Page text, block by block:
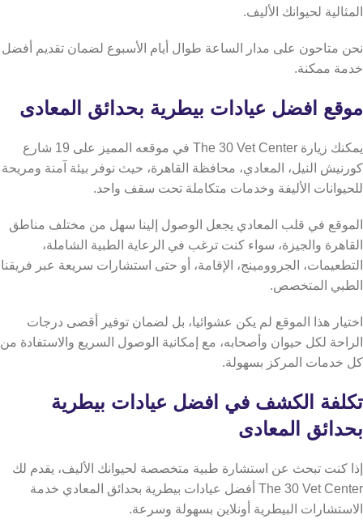
المثالية لحيوانك الأليف.
نحن متاحون على مدار الساعة طوال أيام الأسبوع لضمان تقديم أفضل
خدمة ممكنة.
موقع افضل عيادات بيطرية بحدائق المعادى
يمكنك زيارة The 30 Vet Center في موقعه المميز على 19 شارع
كورنيش النيل، المعادي، محافظة القاهرة، حيث نوفر بيئة آمنة ومريحة
للحيوانات الأليفة وخدمات متكاملة تحت سقف واحد.
الموقع في قلب المعادي يجعل الوصول إلينا سهل من مختلف مناطق
القاهرة والجيزة، سواء كنت ترغب في الرعاية الطبية الشاملة،
التطعيمات، الجروومينج، الإقامة، أو حتى استشارات سريعة عبر فريقنا
الطبي المتخصص.
اختيار هذا الموقع لم يكن عشوائيا، بل لضمان توفير أقصى درجات
الراحة لكل حيوان وأصحابه، مع إمكانية الوصول السريع والاستفادة من
كل خدمات المركز بسهولة.
تكلفة الكشف في افضل عيادات بيطرية
بحدائق المعادى
إذا كنت تبحث عن استشارة طبية متخصصة لحيوانك الأليف، يقدم لك
The 30 Vet Center أفضل عيادات بيطرية بحدائق المعادي خدمة
الاستشارات البيطرية أونلاين بسهولة وسرعة.